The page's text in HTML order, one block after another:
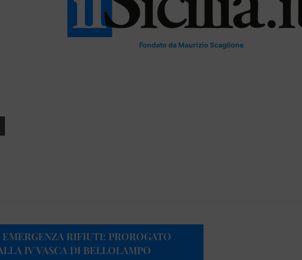
Fondato da Maurizio Scaglione
RIFIUTI: PROROGATO
IV VASCA DI BELLOLAMPO